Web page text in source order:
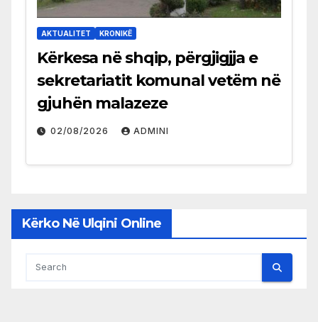
AKTUALITET KRONIKË
Kërkesa në shqip, përgjigjja e
sekretariatit komunal vetëm në
gjuhën malazeze
02/08/2026 ADMINI
Kërko Në Ulqini Online